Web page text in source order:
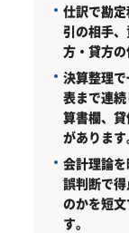
仕訳で勘
引の相手
方・貸方の
決算整理
表まで連
算書欄、
があります
会計理論
誤判断で
のかを短
す。